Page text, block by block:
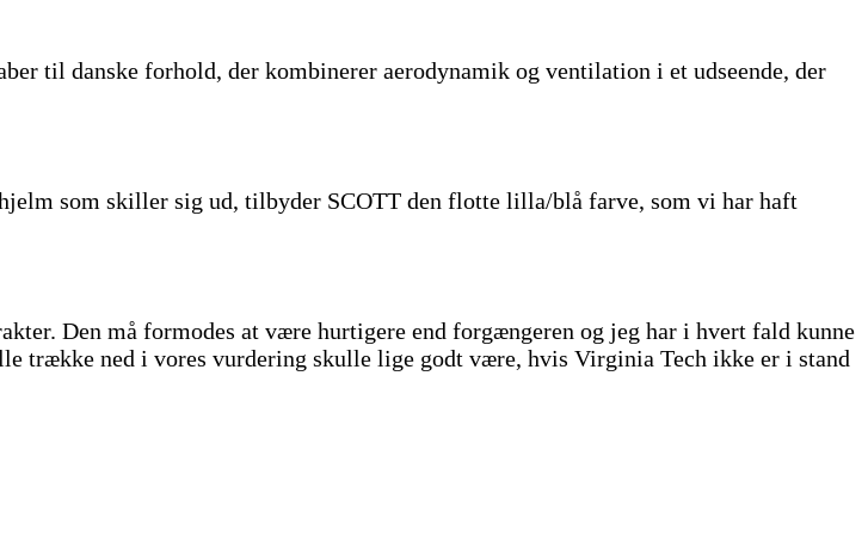
til danske forhold, der kombinerer aerodynamik og ventilation i et udseende, der
som skiller sig ud, tilbyder SCOTT den flotte lilla/blå farve, som vi har haft
Den må formodes at være hurtigere end forgængeren og jeg har i hvert fald kunne
trække ned i vores vurdering skulle lige godt være, hvis Virginia Tech ikke er i stand